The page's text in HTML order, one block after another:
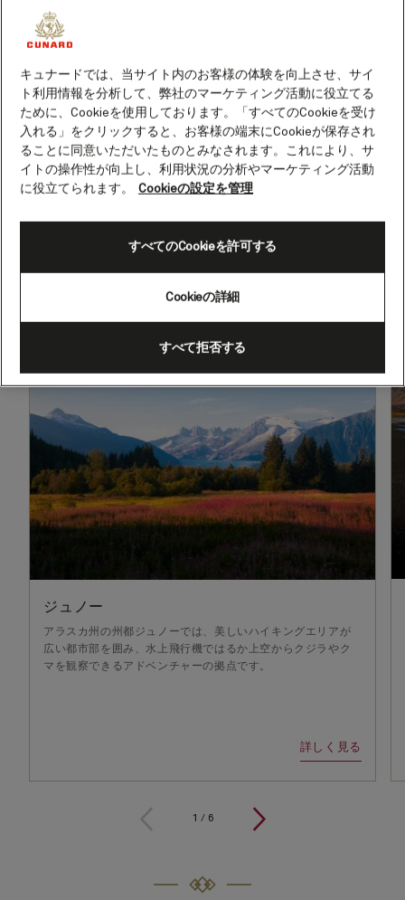
でのクルーズがおすすめです。
アラスカクルーズを検索
アラスカのおすすめ寄港地
ジュノー
アラスカ州の州都ジュノーでは、美しいハイキングエリアが
広い都市部を囲み、水上飛行機ではるか上空からクジラやク
マを観察できるアドベンチャーの拠点です。
詳しく見る
1 / 6
キュナードでは、当サイト内のお客様の体験を向上させ、サイ
ト利用情報を分析して、弊社のマーケティング活動に役立てる
ために、Cookieを使用しております。「すべてのCookieを受け
入れる」をクリックすると、お客様の端末にCookieが保存され
ることに同意いただいたものとみなされます。これにより、サ
イトの操作性が向上し、利用状況の分析やマーケティング活動
に役立てられます。
Cookieの設定を管理
Cookieの詳細
すべて拒否する
すべてのCookieを許可する